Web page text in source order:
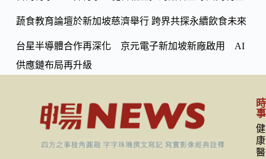
蔬食教育論壇於新加坡慈濟舉行 跨界共探永續飲食未來
台星半導體合作再深化 京元電子新加坡新廠啟用 AI
供應鏈布局再升級
時
事
健
康
醫